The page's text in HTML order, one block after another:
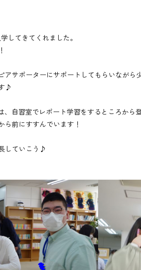
してきてくれました。
サポーターにサポートしてもらいながら
♪
自習室でレポート学習をするところから
前にすすんでいます！
していこう♪